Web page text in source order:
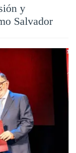
y
Salvador